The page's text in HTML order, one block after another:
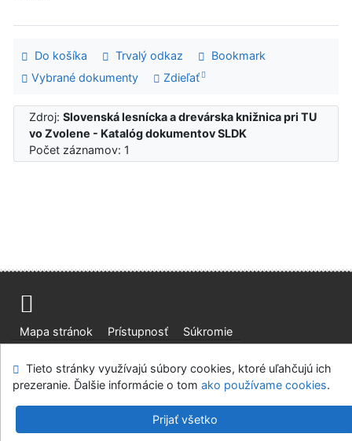
Do košíka Trvalý odkaz
Bookmark
Vybrané dokumenty
Zdieľať
Zdroj:Slovenská lesnícka a drevárska knižnica pri TU
vo Zvolene - Katalóg dokumentov SLDK
Počet záznamov: 1
Mapa stránok Prístupnosť
Súkromie
Slovenská lesnícka a drevárska knižnica pri Technickej
univerzite vo Zvolene
v.4.8.63a
Tieto stránky využívajú súbory cookies, ktoré uľahčujú ich
prezeranie. Ďalšie informácie o tom ako používame cookies.
Prijať všetko